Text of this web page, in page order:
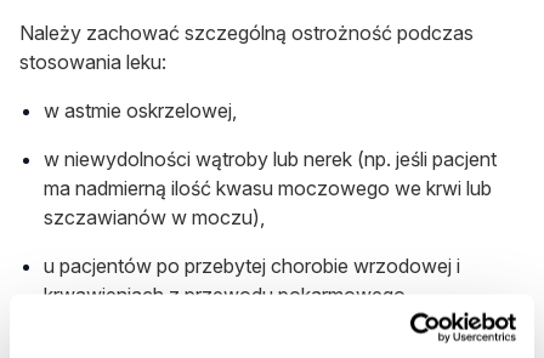
Należy zachować szczególną ostrożność podczas
stosowania leku:
w astmie oskrzelowej,
w niewydolności wątroby lub nerek (np. jeśli pacjent
ma nadmierną ilość kwasu moczowego we krwi lub
szczawianów w moczu),
u pacjentów po przebytej chorobie wrzodowej i
krwawieniach z przewodu pokarmowego,